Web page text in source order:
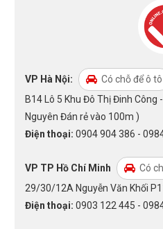
VP Hà Nội:
Có chỗ để ô tô
B14 Lô 5 Khu Đô Thị Đinh Công
Nguyên Đán rẻ vào 100m )
Điện thoại: 0904 904 386 -
VP TP Hồ Chí Minh
Có
29/30/12A Nguyễn Văn Khối
Điện thoại: 0903 122 445 -